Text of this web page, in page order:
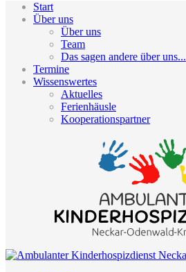
Start
Über uns
Über uns
Team
Das sagen andere über uns...
Termine
Wissenswertes
Aktuelles
Ferienhäusle
Kooperationspartner